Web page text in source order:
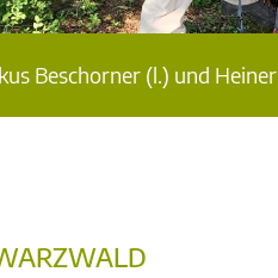
Beschorner (l.) und